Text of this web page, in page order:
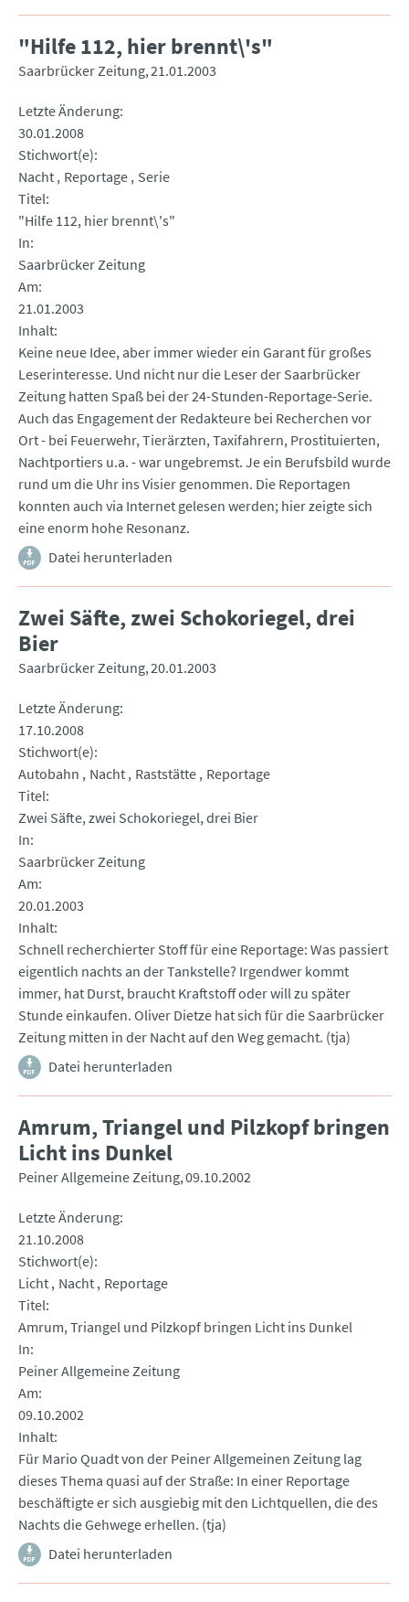
"Hilfe 112, hier brennt\'s"
Saarbrücker Zeitung 21.01.2003
Letzte Änderung
30.01.2008
Stichwort(e)
Nacht Reportage Serie
Titel
"Hilfe 112, hier brennt\'s"
In
Saarbrücker Zeitung
Am
21.01.2003
Inhalt
Keine neue Idee, aber immer wieder ein Garant für großes
Leserinteresse. Und nicht nur die Leser der Saarbrücker
Zeitung hatten Spaß bei der 24-Stunden-Reportage-Serie.
Auch das Engagement der Redakteure bei Recherchen vor
Ort - bei Feuerwehr, Tierärzten, Taxifahrern, Prostituierten,
Nachtportiers u.a. - war ungebremst. Je ein Berufsbild wurde
rund um die Uhr ins Visier genommen. Die Reportagen
konnten auch via Internet gelesen werden; hier zeigte sich
eine enorm hohe Resonanz.
Datei herunterladen
Zwei Säfte, zwei Schokoriegel, drei
Bier
Saarbrücker Zeitung 20.01.2003
Letzte Änderung
17.10.2008
Stichwort(e)
Autobahn
Nacht Raststätte Reportage
Titel
Zwei Säfte, zwei Schokoriegel, drei Bier
In
Saarbrücker Zeitung
Am
20.01.2003
Inhalt
Schnell recherchierter Stoff für eine Reportage: Was passiert
eigentlich nachts an der Tankstelle? Irgendwer kommt
immer, hat Durst, braucht Kraftstoff oder will zu später
Stunde einkaufen. Oliver Dietze hat sich für die Saarbrücker
Zeitung mitten in der Nacht auf den Weg gemacht. (tja)
Datei herunterladen
Amrum, Triangel und Pilzkopf bringen
Licht ins Dunkel
Peiner Allgemeine Zeitung 09.10.2002
Letzte Änderung
21.10.2008
Stichwort(e)
Licht Nacht Reportage
Titel
Amrum, Triangel und Pilzkopf bringen Licht ins Dunkel
In
Peiner Allgemeine Zeitung
Am
09.10.2002
Inhalt
Für Mario Quadt von der Peiner Allgemeinen Zeitung lag
dieses Thema quasi auf der Straße: In einer Reportage
beschäftigte er sich ausgiebig mit den Lichtquellen, die des
Nachts die Gehwege erhellen. (tja)
Datei herunterladen